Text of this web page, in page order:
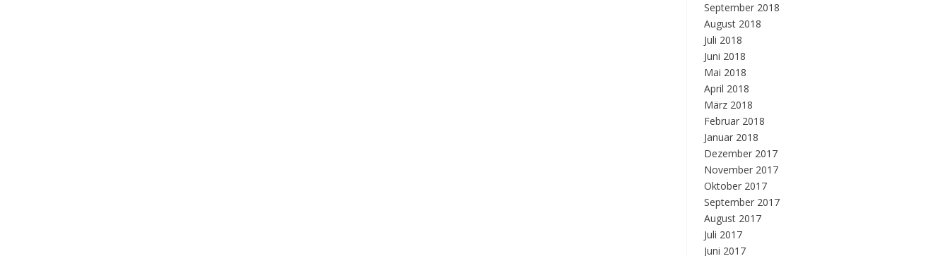
September 2018
August 2018
Juli 2018
Juni 2018
Mai 2018
April 2018
März 2018
Februar 2018
Januar 2018
Dezember 2017
November 2017
Oktober 2017
September 2017
August 2017
Juli 2017
Juni 2017